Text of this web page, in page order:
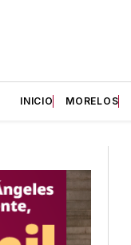
INICIO MORELOS